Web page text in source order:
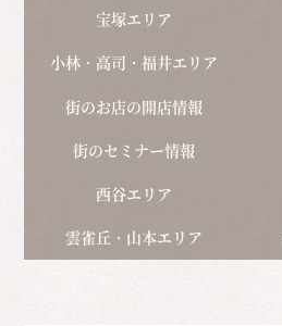
宝塚エリア
小林・高司・福井エリア
街のお店の開店情報
街のセミナー情報
西谷エリア
雲雀丘・山本エリア